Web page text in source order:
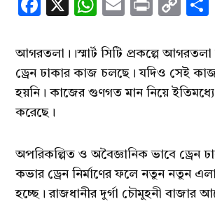
Facebook
X WhatsApp
EmailPrint
আগরতলা।।স্মার্ট সিটি প্রকল্পে আগরতলা
ড্রেন ঢাকার কাজ চলছে। যদিও সেই
হয়নি। কাজের গুণগত মান নিয়ে
করেছে।
অপরিকল্পিত ও অবৈজ্ঞানিক ভাবে ড্রেন
কভার ড্রেন নির্মাণের ফলে নতুন নতুন
হচ্ছে। রাজধানীর দুর্গা চৌমুহনী বাজার